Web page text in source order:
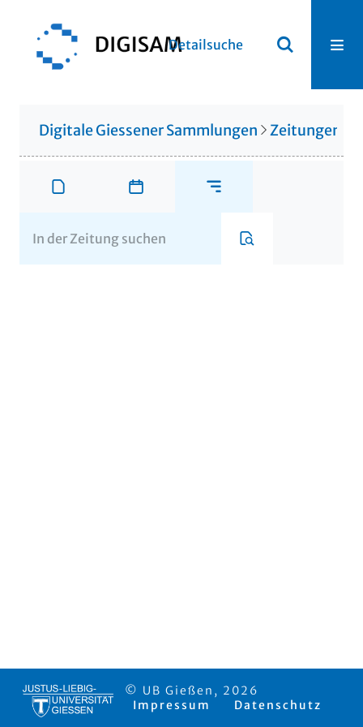
Detailsuche
Digitale Giessener Sammlungen Zeitungen
© UB Gießen, 2026
Impressum
Datenschutz